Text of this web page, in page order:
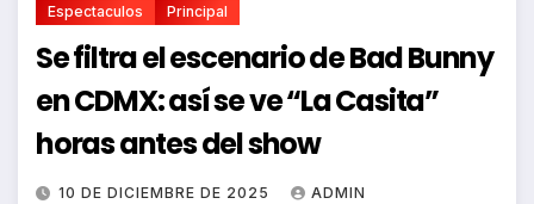
Espectaculos Principal
Se filtra el escenario de Bad Bunny
en CDMX: así se ve “La Casita”
horas antes del show
10 DE DICIEMBRE DE 2025 ADMIN